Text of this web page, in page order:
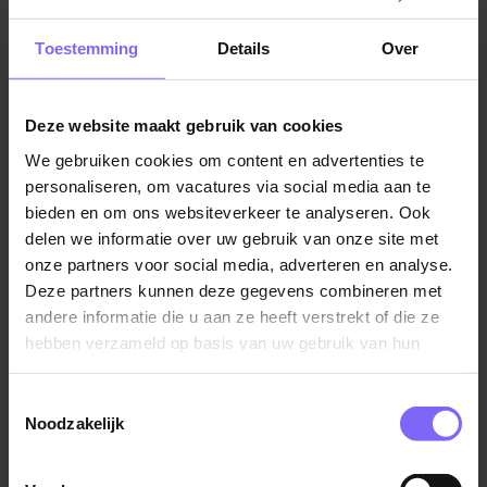
Toestemming Details Over
Deze website maakt gebruik van cookies
We gebruiken cookies om content en advertenties te
personaliseren, om vacatures via social media aan te
bieden en om ons websiteverkeer te analyseren. Ook
delen we informatie over uw gebruik van onze site met
onze partners voor social media, adverteren en analyse.
Deze partners kunnen deze gegevens combineren met
andere informatie die u aan ze heeft verstrekt of die ze
hebben verzameld op basis van uw gebruik van hun
Noodzakelijk
Vul hier je Skillsprofiel in
voor de ideale
vacaturematch!
Skillsprofiel